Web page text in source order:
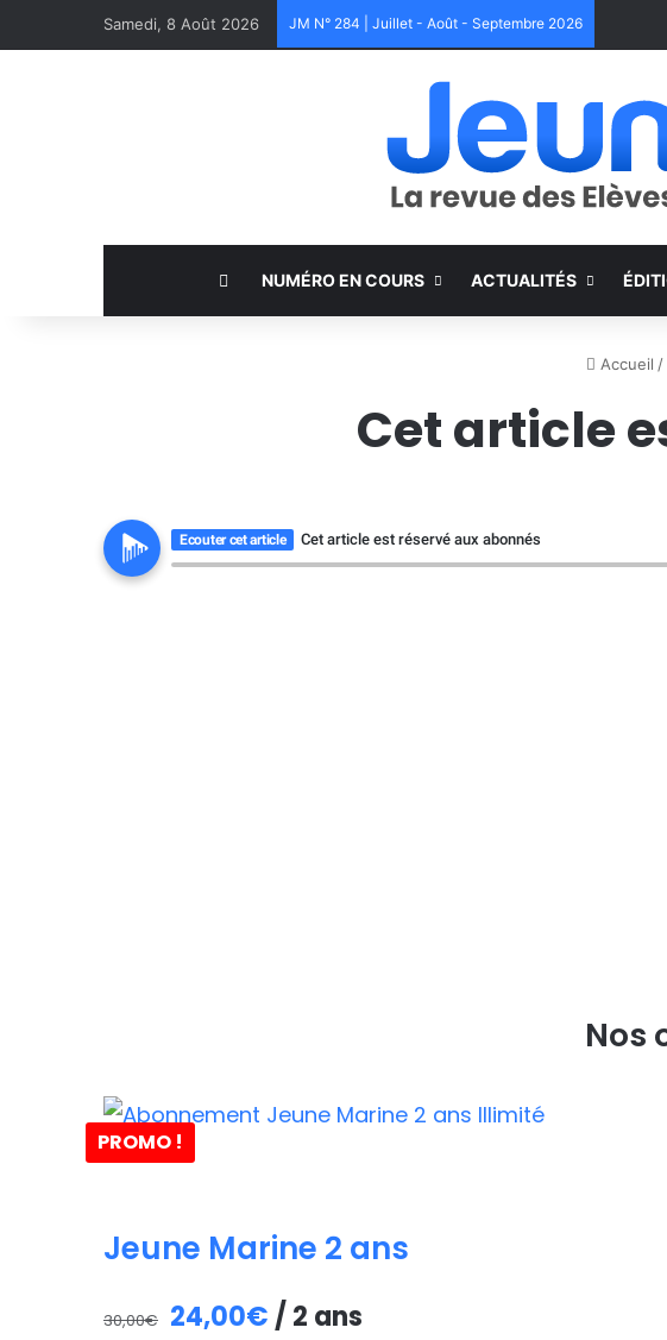
Samedi, 8 Août 2026 JM N° 284 | Juillet - Août - Septembre 2026
NUMÉRO EN COURS ACTUALITÉS
Accueil /
Cet article
Ecouter cet article Cet article est réservé aux abonnés
Nos
PROMO !
Jeune Marine 2 ans
30,00€ Le
24,00€ Le
/ 2 ans